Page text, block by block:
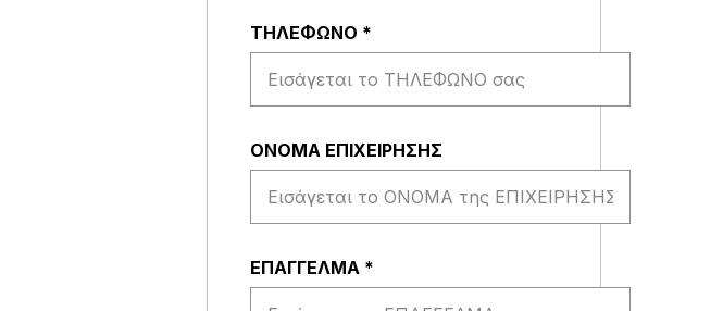
ΤΗΛΕΦΩΝΟ *
ΟΝΟΜΑ ΕΠΙΧΕΙΡΗΣΗΣ
EΠΑΓΓΕΛΜΑ *